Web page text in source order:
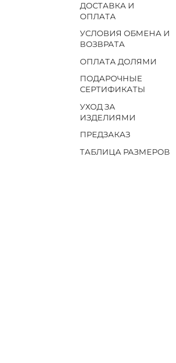
ДОСТАВКА И
ОПЛАТА
УСЛОВИЯ ОБМЕНА И
ВОЗВРАТА
ОПЛАТА ДОЛЯМИ
ПОДАРОЧНЫЕ
СЕРТИФИКАТЫ
УХОД ЗА
ИЗДЕЛИЯМИ
ПРЕДЗАКАЗ
ТАБЛИЦА РАЗМЕРОВ